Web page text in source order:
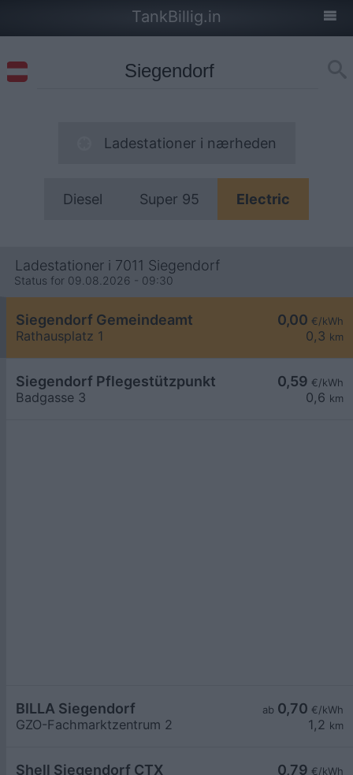
TankBillig.in
Ladestationer i nærheden
Diesel Super 95 Electric
Ladestationer i 7011 Siegendorf
Status for 09.08.2026 - 09:30
0,00 €/kWh
0,3 km
Siegendorf Gemeindeamt
Rathausplatz 1
0,59 €/kWh
0,6 km
Siegendorf Pflegestützpunkt
Badgasse 3
ab 0,70 €/kWh
1,2 km
BILLA Siegendorf
GZO-Fachmarktzentrum 2
0,79 €/kWh
Shell Siegendorf CTX